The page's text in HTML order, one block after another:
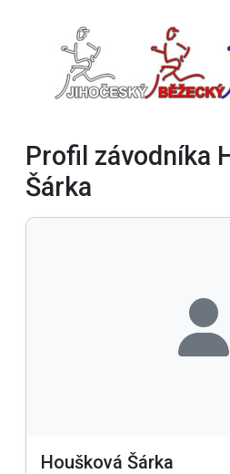
Profil závodníka
Šárka
Houšková Šárka